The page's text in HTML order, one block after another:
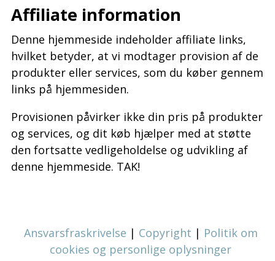
Affiliate information
Denne hjemmeside indeholder affiliate links,
hvilket betyder, at vi modtager provision af de
produkter eller services, som du køber gennem
links på hjemmesiden.
Provisionen påvirker ikke din pris på produkter
og services, og dit køb hjælper med at støtte
den fortsatte vedligeholdelse og udvikling af
denne hjemmeside. TAK!
Ansvarsfraskrivelse | Copyright | Politik om
cookies og personlige oplysninger